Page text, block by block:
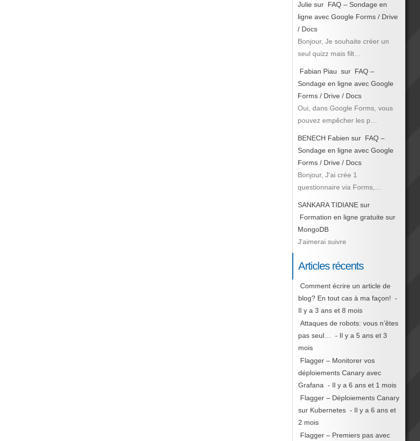
Julie sur FAQ – Sondage en
ligne avec Google Forms / Drive
/ Docs
Bonjour, Je souhaite créer un
seul quizz mais filt…
Fabian Piau sur FAQ –
Sondage en ligne avec Google
Forms / Drive / Docs
Oui, dans Google Forms, vous
pouvez empêcher les p…
BENECH Fabien sur FAQ –
Sondage en ligne avec Google
Forms / Drive / Docs
Bonjour, J'ai crée 1
questionnaire via Forms,…
SANKARA TIDIANE sur
Formation en ligne gratuite sur
MongoDB
J'aimerai suivre
Articles récents
Comment écrire un article de
blog? En tout cas à ma façon! -
Il y a 3 ans et 8 mois
Attaques de robots: vous n’êtes
pas seul…
- Il y a 5 ans et 3
mois
Flagger – Monitorer vos
déploiements Canary avec
Grafana - Il y a 6 ans et 1 mois
Flagger – Déploiements Canary
sur Kubernetes - Il y a 6 ans et
2 mois
Flagger – Premiers pas avec